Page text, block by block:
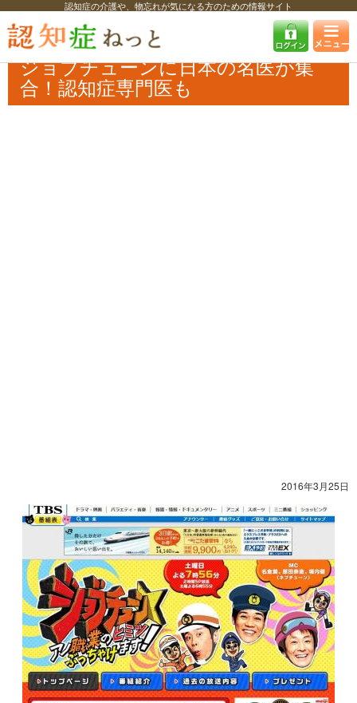
認知症の介護や、物忘れが気になる方のための情報サイト
認知症ねっと 認知症最新ニュース その他
ジョブチューンに日本の名
医が集合！認知症専門医も
ジョブチューンに日本の名医が集
合！認知症専門医も
2016年3月25日